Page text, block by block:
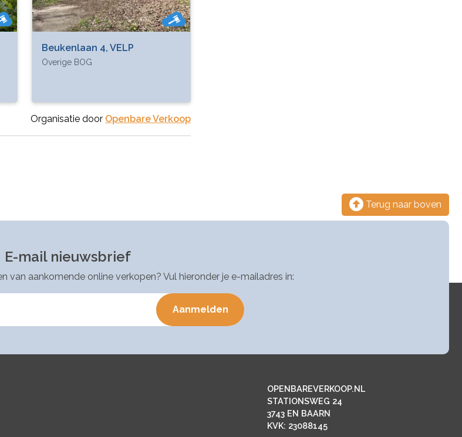
Beukenlaan 4, VELP
Overige BOG
Organisatie door Openbare Verkoop
Terug naar boven
E-mail nieuwsbrief
van aankomende online verkopen? Vul hieronder je e-mailadres in:
OPENBAREVERKOOP.NL
STATIONSWEG 24
3743 EN BAARN
KVK: 23088145